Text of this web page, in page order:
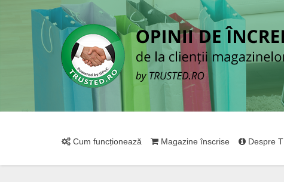
Cum funcționează Magazine înscrise Despre